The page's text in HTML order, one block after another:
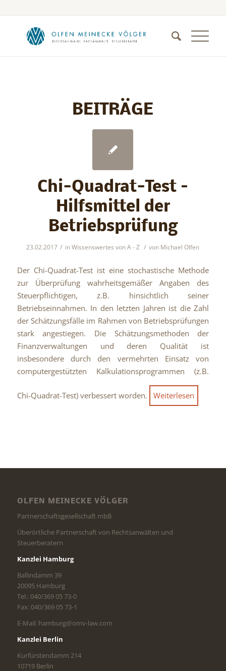
BEITRÄGE
Chi-Quadrat-Test –
Hilfsmittel der
Betriebsprüfung
23.02.2017 / inWissenswertes von A - Z / von Michael Olfen
Der Chi-Quadrat-Test ist eine stochastische Methode
zur Überprüfung wahrheitsgemäßer Angaben des
Steuerpflichtigen, z.B. hinsichtlich seiner
Betriebseinnahmen. In den letzten Jahren ist die Zahl
der Schätzungsfälle im Rahmen von Betriebsprüfungen
stark angestiegen. Die Schätzungsmethoden der
Finanzverwaltungen und deren Qualität ist
insbesondere durch den vermehrten Einsatz von
computergestützten Kalkulationsprogrammen (z.B.
Chi-Quadrat-Test) verbessert worden. Weiterlesen
OLFEN MEINECKE VÖLGER
Partnerschaftsgesellschaft mbB
Überörtliche Partnerschaft von Rechtsanwälten und
Steuerberatern
Kanzlei Hamburg
Ballindamm 39
20095 Hamburg
Tel.: 040/369 05 73-0
Fax: 040/369 05 73-1
E-Mail: hamburg@omv-law.com
Kanzlei Berlin
Kurfürstendamm 214
10719 Berlin